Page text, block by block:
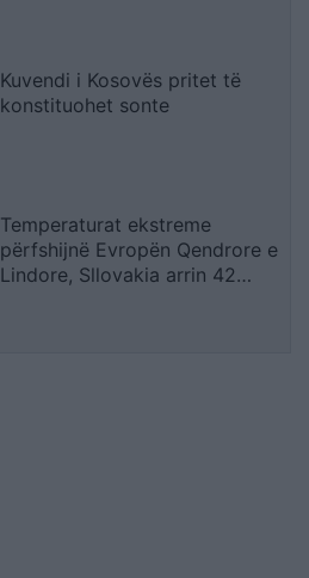
Kuvendi i Kosovës pritet të
konstituohet sonte
Temperaturat ekstreme
përfshijnë Evropën Qendrore e
Lindore, Sllovakia arrin 42